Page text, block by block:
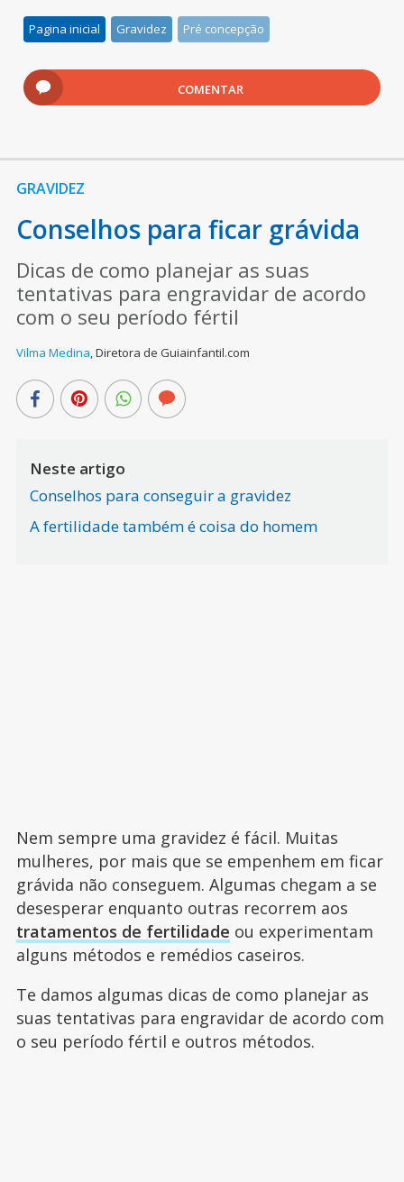
Pagina inicial Gravidez Pré concepção
COMENTAR
GRAVIDEZ
Conselhos para ficar grávida
Dicas de como planejar as suas
tentativas para engravidar de acordo
com o seu período fértil
Vilma Medina,Diretora de Guiainfantil.com
Neste artigo
Conselhos para conseguir a gravidez
A fertilidade também é coisa do homem
Nem sempre uma gravidez é fácil. Muitas
mulheres, por mais que se empenhem em ficar
grávida não conseguem. Algumas chegam a se
desesperar enquanto outras recorrem aos
tratamentos de fertilidade ou experimentam
alguns métodos e remédios caseiros.
Te damos algumas dicas de como planejar as
suas tentativas para engravidar de acordo com
o seu período fértil e outros métodos.